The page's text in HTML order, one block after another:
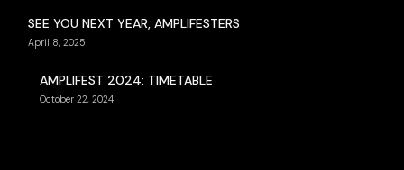
SEE YOU NEXT YEAR, AMPLIFESTERS
April 8, 2025
AMPLIFEST 2024: TIMETABLE
October 22, 2024